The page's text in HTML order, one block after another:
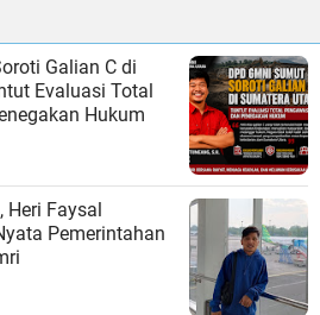
Galian C di
Evaluasi Total
Hukum
Heri Faysal
Pemerintahan